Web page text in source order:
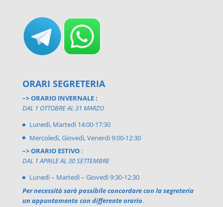
ORARI SEGRETERIA
–> ORARIO INVERNALE :
DAL 1 OTTOBRE AL 31 MARZO
Lunedì, Martedì 14:00-17:30
Mercoledì, Giovedì, Venerdì 9:00-12:30
–> ORARIO ESTIVO:
DAL 1 APRILE AL 30 SETTEMBRE
Lunedì – Martedì – Giovedì 9:30-12:30
Per necessità sarà possibile concordare con la segreteria
un appuntamento con differente orario.